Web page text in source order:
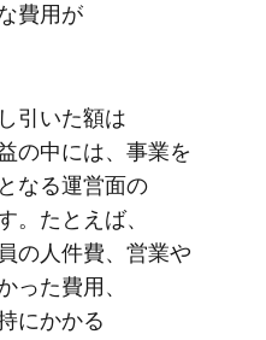
費用が​
引いた​額は​
の​中には、​事業を​
なる​運営面の​
。​たとえば、​
の​人件費、​営業や​
た​費用、​
に​かかる​